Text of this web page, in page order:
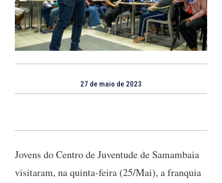
27 de maio de 2023
Jovens do Centro de Juventude de Samambaia
visitaram, na quinta-feira (25/Mai), a franquia